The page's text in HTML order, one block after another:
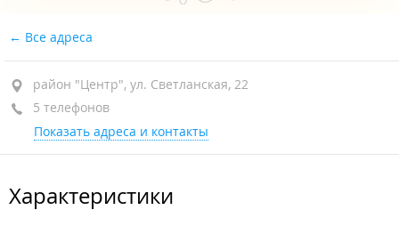
Все адреса
район "Центр", ул. Светланская, 22
5 телефонов
Показать адреса и контакты
Характеристики